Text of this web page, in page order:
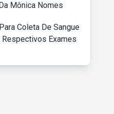
Mônica Nomes
Coleta De Sangue
Respectivos Exames